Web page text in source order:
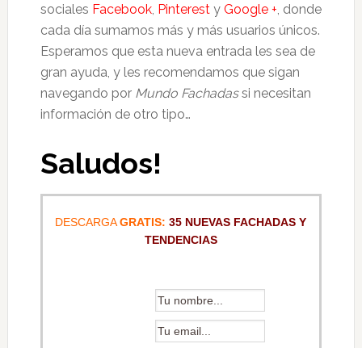
sociales Facebook, Pinteresty Google +, donde
cada día sumamos más y más usuarios únicos.
Esperamos que esta nueva entrada les sea de
gran ayuda, y les recomendamos que sigan
navegando por Mundo Fachadassi necesitan
información de otro tipo…
Saludos!
DESCARGAGRATIS: 35 NUEVAS FACHADAS Y
TENDENCIAS